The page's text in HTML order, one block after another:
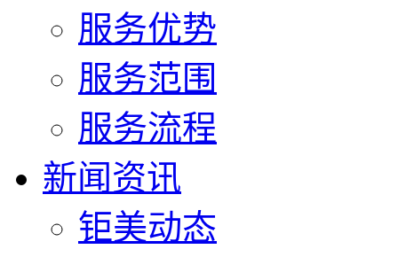
服务优势
服务范围
服务流程
新闻资讯
钜美动态